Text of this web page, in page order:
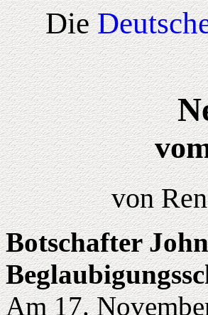
Die
von
Botschafter
Am 17.